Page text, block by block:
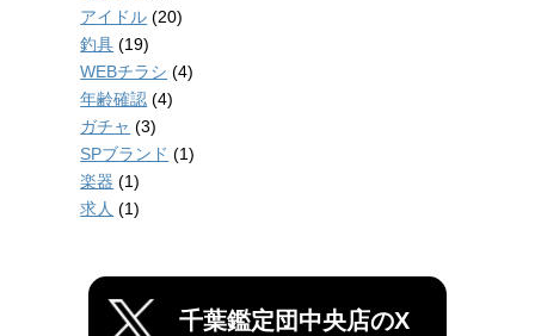
アイドル (20)
釣具 (19)
WEBチラシ (4)
年齢確認 (4)
ガチャ (3)
SPブランド (1)
楽器 (1)
求人 (1)
千葉鑑定団中央店のX